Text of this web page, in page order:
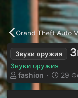
Grand Theft Auto V
Звуки оружия
Звуки оружия
А
в
fashion
Д
а
29